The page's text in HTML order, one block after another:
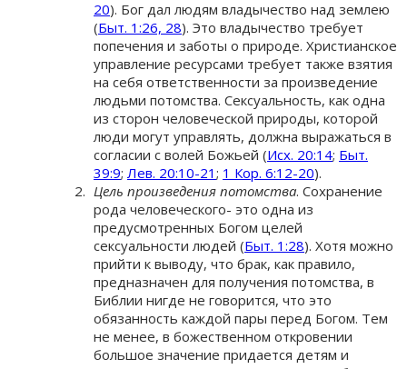
20). Бог дал людям владычество над землею
(Быт. 1:26, 28). Это владычество требует
попечения и заботы о природе. Христианское
управление ресурсами требует также взятия
на себя ответственности за произведение
людьми потомства. Сексуальность, как одна
из сторон человеческой природы, которой
люди могут управлять, должна выражаться в
согласии с волей Божьей (Исх. 20:14; Быт.
39:9; Лев. 20:10-21 ; 1 Кор. 6:12-20).
Цель произведения потомства. Сохранение
рода человеческого- это одна из
предусмотренных Богом целей
сексуальности людей (Быт. 1:28). Хотя можно
прийти к выводу, что брак, как правило,
предназначен для получения потомства, в
Библии нигде не говорится, что это
обязанность каждой пары перед Богом. Тем
не менее, в божественном откровении
большое значение придается детям и